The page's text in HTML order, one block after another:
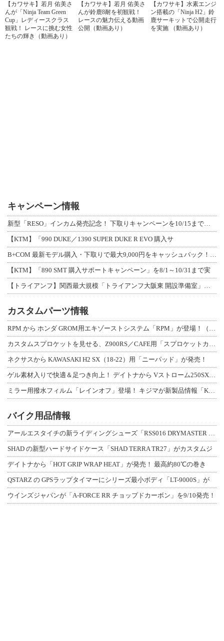
【カワサキ】若月 佑美さ
んが「Ninja Team Green
Cup」レディースクラス
観戦！ レースに挑む女性
たちの輝き（動画あり）
【カワサキ】若月 佑美さ
んが鈴鹿8耐を初観戦！
レースの魅力伝える動画
公開（動画あり）
【カワサキ】水素エンジ
ン搭載の「Ninja H2」鈴
鹿サーキットで公開走行
を実施 （動画あり）
キャンペーン情報
新型「RESO」インカム発売記念！ 下取りキャンペーンを10/15まで延長して開
【KTM】「990 DUKE／1390 SUPER DUKE R EVO 購入サ
B+COM 最新モデル購入・下取りで最大9,000円をキャッシュバック！「B+F
【KTM】「890 SMT 購入サポートキャンペーン」を8/1～10/31まで実
【トライアンフ】関西最大規模「トライアンフ大阪東 開設準備室」がオープン！ 限定
カスタムパーツ情報
RPM から ホンダ GROM用エキゾーストシステム「RPM」が登場！（動画あり
カスタムスプロケットを見せる、Z900RS／CAFE用「スプロケットカバーフルキ
ネクサスから KAWASAKI H2 SX（18-22）用「ニーパッド」が発売！
ゲル素材入りで快適＆足つき向上！ デイトナから Vストローム250SX用「快適ロ
ミラー用撥水フィルム「レインオフ」登場！ キジマが新製品情報「KIJIMA NE
バイク用品情報
アールエスタイチの新ライディングシューズ「RSS016 DRYMASTER スト
SHAD の新型ハードサイドケース「SHAD TERRA TR27」がカスタムジ
デイトナから「HOT GRIP WRAP HEAT」が発売！ 最高約80℃の巻き
QSTARZ の GPSラップタイマーにシリーズ最小ボディ「LT-9000S」が
ウインズジャパンが「A-FORCE RR チョップドカーボン」を9/10発売！